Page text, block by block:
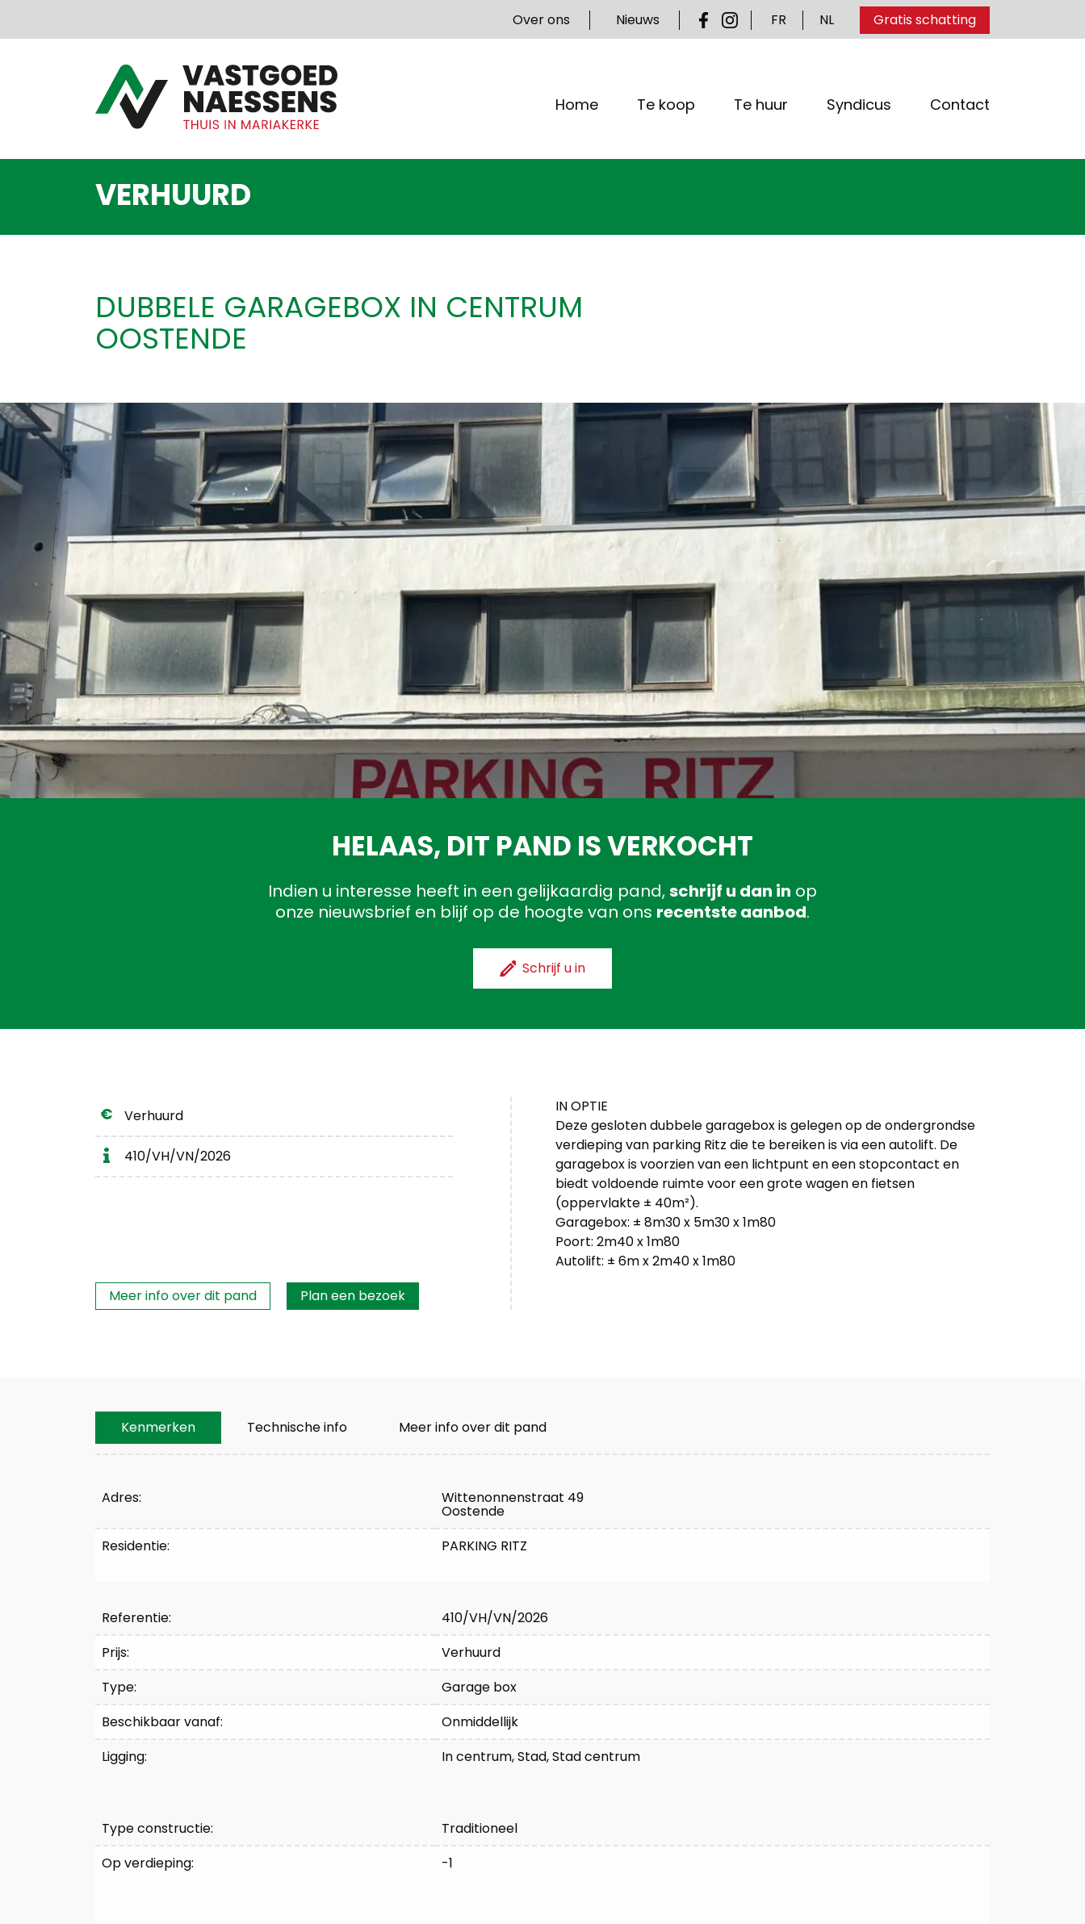
Over ons Nieuws FR NL Gratis schatting
Home Te koop Te huur Syndicus Contact
VERHUURD
DUBBELE GARAGEBOX IN CENTRUM
OOSTENDE
HELAAS, DIT PAND IS VERKOCHT
Indien u interesse heeft in een gelijkaardig pand,schrijf u dan in op
onze nieuwsbrief en blijf op de hoogte van ons recentste aanbod.
Schrijf u in
Verhuurd
410/VH/VN/2026
Interesse?
Meer info over dit pand Plan een bezoek
IN OPTIE
Deze gesloten dubbele garagebox is gelegen op de ondergrondse
verdieping van parking Ritz die te bereiken is via een autolift. De
garagebox is voorzien van een lichtpunt en een stopcontact en
biedt voldoende ruimte voor een grote wagen en fietsen
(oppervlakte ± 40m²).
Garagebox: ± 8m30 x 5m30 x 1m80
Poort: 2m40 x 1m80
Autolift: ± 6m x 2m40 x 1m80
Kenmerken Technische info Meer info over dit pand
Kenmerken
Adres: Wittenonnenstraat 49
Oostende
Residentie:
PARKING RITZ
Referentie:
410/VH/VN/2026
Prijs:
Verhuurd
Type:
Garage box
Beschikbaar vanaf:
Onmiddellijk
Ligging:
In centrum, Stad, Stad centrum
Type constructie:
Traditioneel
Op verdieping:
-1